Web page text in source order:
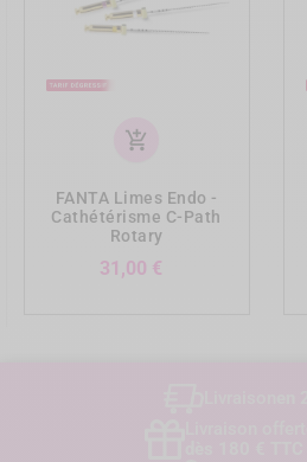
add_shopping_cart
FANTA Limes Endo -
Cathétérisme C-Path
Rotary
31,00 €